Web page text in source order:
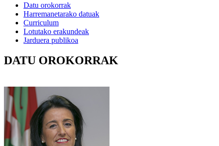
Datu orokorrak
Harremanetarako datuak
Curriculum
Lotutako erakundeak
Jarduera publikoa
DATU OROKORRAK